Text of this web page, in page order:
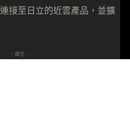
接至日立的近雲產品，並擴
- 廣告 -